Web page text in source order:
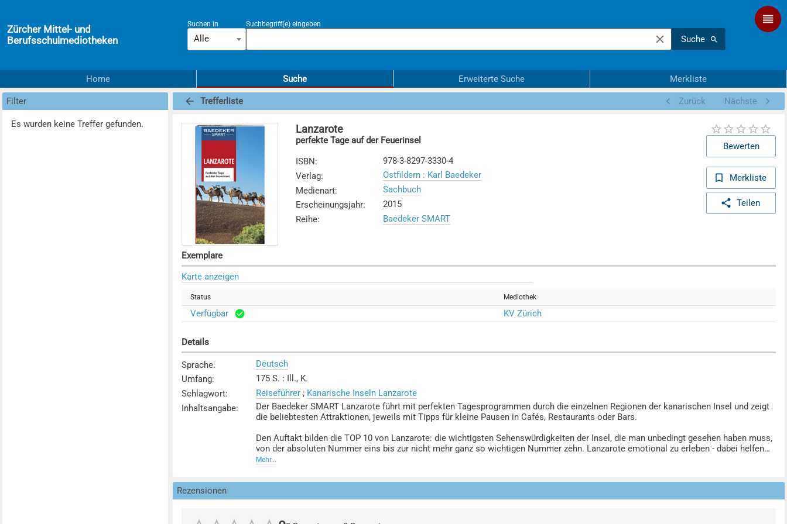
Zürcher Mittel- und
Berufsschulmediotheken
Suchen in
Alle
Suchbegriff(e) eingeben
Suche
Home Suche Erweiterte Suche Merkliste
Filter
Es wurden keine Treffer gefunden.
Trefferliste Zurück Nächste
Lanzarote
perfekte Tage auf der Feuerinsel
ISBN:
978-3-8297-3330-4
Verlag:
Ostfildern : Karl Baedeker
Medienart:
Sachbuch
Erscheinungsjahr:
2015
Reihe: Baedeker SMART
Bewerten
Merkliste
Teilen
Exemplare
Karte anzeigen
Status Mediothek
Verfügbar KV Zürich
Details
Sprache:
Deutsch
Umfang:
175 S. : Ill., K.
Schlagwort: Reiseführer; Kanarische Inseln Lanzarote
Inhaltsangabe:
Der Baedeker SMART Lanzarote führt mit perfekten Tagesprogrammen durch die einzelnen Regionen der kanarischen Insel und zeigt
die beliebtesten Attraktionen, jeweils mit Tipps für kleine Pausen in Cafés, Restaurants oder Bars.
Den Auftakt bilden die TOP 10 von Lanzarote: die wichtigsten Sehenswürdigkeiten der Insel, die man unbedingt gesehen haben muss,
von der absoluten Nummer eins bis zur nicht mehr ganz so wichtigen Nummer zehn. Lanzarote emotional zu erleben - dabei helfen
die Tipps des "Lanzarote Gefühls", zum Beispiel ein Ausflug zu einem der vielen "Mercados", einen für die Insel typischen Markt, oder
Vulkanlandschaften von Lanzarote mit ihren 125 Vulkankegeln und der einzigartigen Landschaft. Erzählt wird von der sowohl vom
Mehr...
Rezensionen